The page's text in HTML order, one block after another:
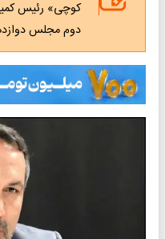
کوچی» رئیس
دوم مجلس